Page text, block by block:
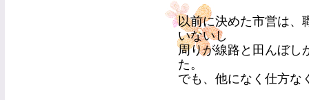
以前に決めた市営は、
いないし
周りが線路と田んぼし
た。
でも、他になく仕方